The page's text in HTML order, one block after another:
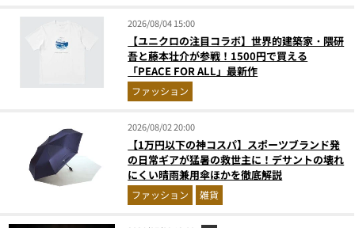
2026/08/04 15:00
【ユニクロの注目コラボ】世界的建築家・隈研
吾と藤本壮介が参戦！1500円で買える
「PEACE FOR ALL」最新作
ファッション
2026/08/02 20:00
【1万円以下の神コスパ】スポーツブランド発
の日常ギアが猛暑の救世主に！デサントの壊れ
にくい晴雨兼用傘ほかを徹底解説
ファッション 雑貨